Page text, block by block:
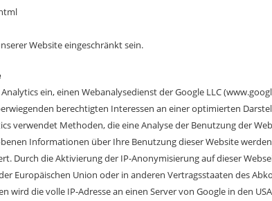
Website eingeschränkt sein.
ein, einen Webanalysedienst der Google LLC
berechtigten Interessen an einer optimierten
verwendet Methoden, die eine Analyse der Benutzung der
Informationen über Ihre Benutzung dieser Website
Durch die Aktivierung der IP-Anonymisierung auf dieser
Europäischen Union oder in anderen Vertragsstaaten des
wird die volle IP-Adresse an einen Server von Google in den